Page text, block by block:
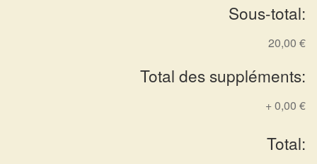
Validation de la commande
Sous-total:
20,00 €
Total des suppléments:
+0,00 €
Total: